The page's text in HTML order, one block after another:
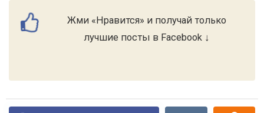
Жми «Нравится» и получай только
лучшие посты в Facebook ↓